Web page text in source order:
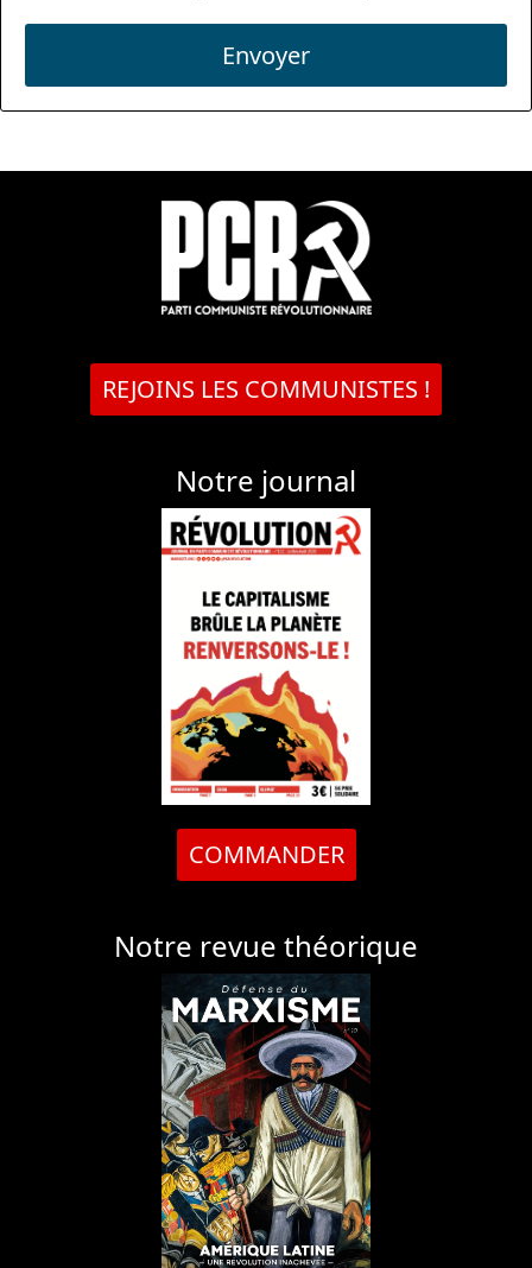
Envoyer
REJOINS LES COMMUNISTES !
Notre journal
COMMANDER
Notre revue théorique